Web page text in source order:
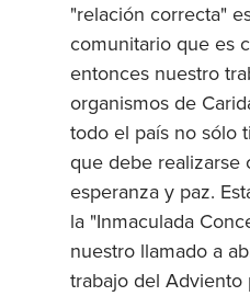
"relación correcta"
comunitario que es
entonces nuestro
organismos de
todo el país no sólo
que debe realizarse
esperanza y paz.
la "Inmaculada
nuestro llamado a
trabajo del Adviento